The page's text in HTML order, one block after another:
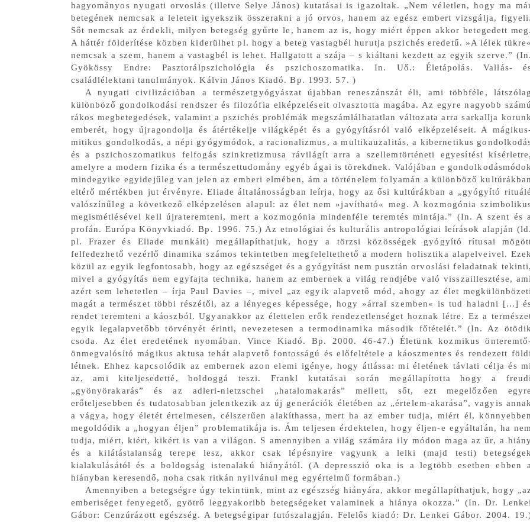
hagyományos nyugati orvoslás (illetve Selye János) kutatásai is igazoltak. „Nem véletlen, hogy ma
betegének nemcsak a leleteit igyekszik összerakni a jó orvos, hanem az egész embert vizsgálja, figyeli.
Sőt nemcsak az érdekli, milyen betegség gyűrte le, hanem az is, hogy miért éppen akkor betegedett meg.
A háttér földerítése közben kiderülhet pl. hogy a beteg vastagbél hurutja pszichés eredetű. »A lélek tükre«
nemcsak a szem, hanem a vastagbél is lehet. Hallgatott a szája – s kiáltani kezdett az egyik szerve.” (In.
Gyökössy Endre: Pasztorálpszichológia és pszichoszomatika. In. Uő.: Életápolás. Vallás-
családlélektani tanulmányok. Kálvin János Kiadó. Bp. 1993. 57. )
A nyugati civilizációban a természetgyógyászat újabban reneszánszát éli, ami többféle, látszólag
különböző gondolkodási rendszer és filozófia elképzeléseit olvasztotta magába. Az egyre nagyobb számú
rákos megbetegedések, valamint a pszichés problémák megszámlálhatatlan változata arra sarkallja
emberét, hogy újragondolja és átértékelje világképét és a gyógyításról való elképzeléseit. A
mitikus gondolkodás, a népi gyógymódok, a racionalizmus, a multikauzalitás, a kibernetikus
és a pszichoszomatikus felfogás szinkretizmusa rávilágít arra a szellemtörténeti egyesítési kísérletre,
amelyre a modern fizika és a természettudomány egyéb ágai is törekdnek. Valójában e
mindegyike egyidejűleg van jelen az emberi elmében, ám a történelem folyamán a különböző kultúrákban
eltérő mértékben jut érvényre. Eliade általánosságban leírja, hogy az ősi kultúrákban a „gyógyító rituálé
valószínűleg a következő elképzelésen alapul: az élet nem »javítható« meg. A kozmogónia
megismétlésével kell újrateremteni, mert a kozmogónia mindenféle teremtés mintája.” (In. A szent és
profán. Európa Könyvkiadó. Bp. 1996. 75.) Az etnológiai és kulturális antropológiai leírások alapján (ld.
pl. Frazer és Eliade munkáit) megállapíthatjuk, hogy a törzsi közösségek gyógyító rítusai
felfedezhető vezérlő dinamika számos tekintetben megfeleltethető a modern holisztika alapelveivel.
közül az egyik legfontosabb, hogy az egészséget és a gyógyítást nem pusztán orvoslási feladatnak tekinti,
mivel a gyógyítás nem egyfajta technika, hanem az embernek a világ rendjébe való visszaillesztése,
azért sem lehetetlen – írja Paul Davies –, mivel „az egyik alapvető mód, ahogy az élet
magát a természet többi részétől, az a lényeges képessége, hogy »árral szemben« is tud haladni [...]
rendet teremteni a káoszból. Ugyanakkor az élettelen erők rendezetlenséget hoznak létre. Ez a
egyik legalapvetőbb törvényét érinti, nevezetesen a termodinamika második főtételét.” (In. Az
csoda. Az élet eredetének nyomában. Vince Kiadó. Bp. 2000. 46-47.) Életünk kozmikus
önmegvalósító mágikus aktusa tehát alapvető fontosságú és előfeltétele a káoszmentes és rendezett
létnek. Ehhez kapcsolódik az embernek azon elemi igénye, hogy átlássa: mi életének távlati célja és
az, ami kiteljesedetté, boldoggá teszi. Frankl kutatásai során megállapította hogy a
„gyönyörakarás” és az adleri-nietzschei „hatalomakarás” mellett, sőt, ezt megelőzően egyre
erőteljesebben és tudatosabban jelentkezik az új generációk életében az „értelem-akarása”, vagyis
a vágya, hogy életét értelmesen, célszerűen alakíthassa, mert ha az ember tudja, miért él, könnyebben
megoldódik a „hogyan éljen” problematikája is. Ám teljesen érdektelen, hogy éljen-e egyáltalán, ha
tudja, miért, kiért, kikért is van a világon. S amennyiben a világ számára ily módon maga az űr, a
és a kilátástalanság terepe lesz, akkor csak lépésnyire vagyunk a lelki (majd testi)
kialakulásától és a boldogság istenalakú hiányától. (A depresszió oka is a legtöbb esetben ebben
hiányban keresendő, noha csak ritkán nyilvánul meg egyértelmű formában.)
Amennyiben a betegségre úgy tekintünk, mint az egészség hiányára, akkor megállapíthatjuk, hogy
emberiséget fenyegető, gyötrő leggyakoribb betegségeket valaminek a hiánya okozza.” (In. Dr.
Gábor: Cenzúrázott egészség. A betegségipar futószalagján. Felelős kiadó: Dr. Lenkei Gábor. 2004.
Ramana Maharsi: Ki vagyok én?
(Részlet A nyílegyenes ösvény
című könyvből)
Szinay Balázs ▶ CSAK ESNI
Jama és nijama elvek - erkölcsi
tanítások, melyek segítik az
önmegvalósítást - jóga filozófia
Patanjali Jóga szútrák
magyarázattal jóga
oktatóképzésben részt vevő
gyakorlók számára
Király Béla: Miért
paradicsom íze a
paradicsomnak?